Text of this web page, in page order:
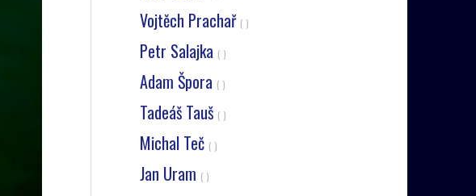
Vojtěch Prachař ( )
Petr Salajka ( )
Adam Špora ( )
Tadeáš Tauš ( )
Michal Teč ( )
Jan Uram ( )